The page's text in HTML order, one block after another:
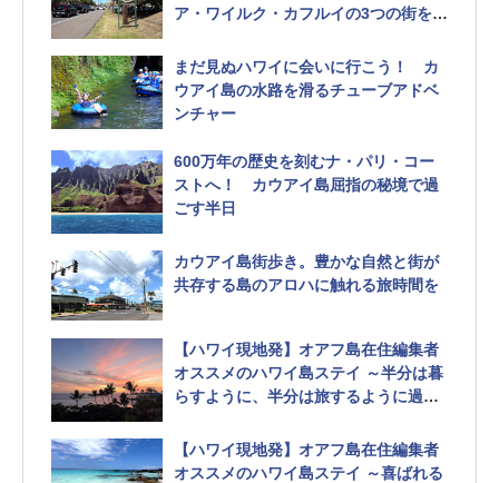
ア・ワイルク・カフルイの3つの街を紹
まだ見ぬハワイに会いに行こう！ カ
ウアイ島の水路を滑るチューブアドベ
ンチャー
600万年の歴史を刻むナ・パリ・コー
ストへ！ カウアイ島屈指の秘境で過
ごす半日
カウアイ島街歩き。豊かな自然と街が
共存する島のアロハに触れる旅時間を
【ハワイ現地発】オアフ島在住編集者
オススメのハワイ島ステイ ～半分は暮
らすように、半分は旅するように過ご
【ハワイ現地発】オアフ島在住編集者
オススメのハワイ島ステイ ～喜ばれる